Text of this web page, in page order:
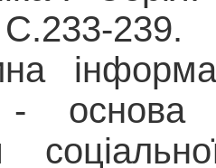
239.
основа